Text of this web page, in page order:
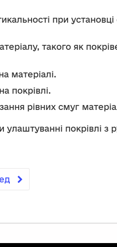
при установці
такого як
матеріалі.
покрівлі.
рівних смуг
покрівлі з